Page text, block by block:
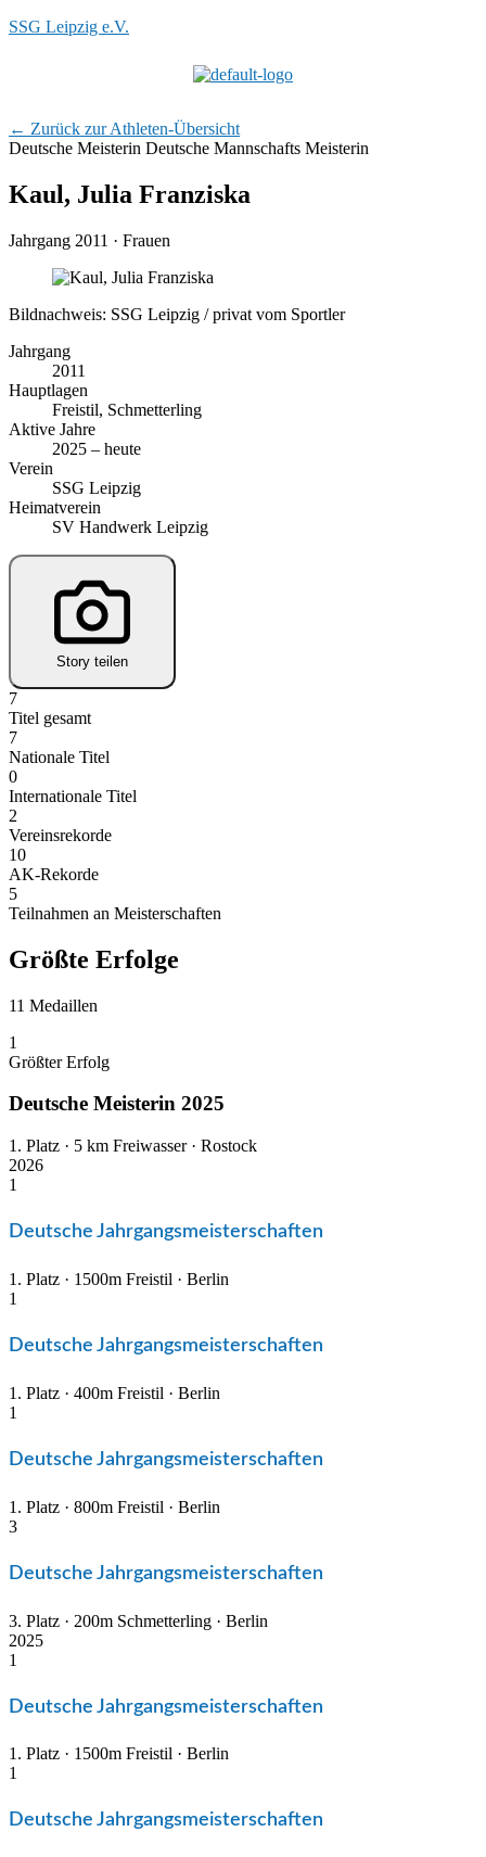
SSG Leipzig e.V.
← Zurück zur Athleten-Übersicht
Deutsche Meisterin Deutsche Mannschafts Meisterin
Kaul, Julia Franziska
Jahrgang 2011 · Frauen
Bildnachweis: SSG Leipzig / privat vom Sportler
Jahrgang
2011
Hauptlagen
Freistil, Schmetterling
Aktive Jahre
2025 – heute
Verein
SSG Leipzig
Heimatverein
SV Handwerk Leipzig
Story teilen
7
Titel gesamt
7
Nationale Titel
0
Internationale Titel
2
Vereinsrekorde
10
AK-Rekorde
5
Teilnahmen an Meisterschaften
Größte Erfolge
11 Medaillen
1
Größter Erfolg
Deutsche Meisterin 2025
1. Platz · 5 km Freiwasser · Rostock
2026
1
Deutsche Jahrgangsmeisterschaften
1. Platz · 1500m Freistil · Berlin
1
Deutsche Jahrgangsmeisterschaften
1. Platz · 400m Freistil · Berlin
1
Deutsche Jahrgangsmeisterschaften
1. Platz · 800m Freistil · Berlin
3
Deutsche Jahrgangsmeisterschaften
3. Platz · 200m Schmetterling · Berlin
2025
1
Deutsche Jahrgangsmeisterschaften
1. Platz · 1500m Freistil · Berlin
1
Deutsche Jahrgangsmeisterschaften